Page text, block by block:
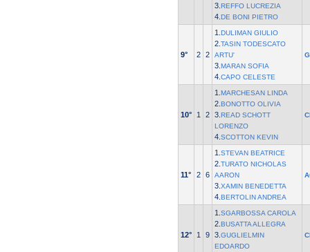
3. REFFO LUCREZIA
4. DE BONI PIETRO
9° 2 2
1. DULIMAN GIULIO
2. TASIN TODESCATO
ARTU'
3. MARAN SOFIA
4. CAPO CELESTE
10° 1 2
1. MARCHESAN LINDA
2. BONOTTO OLIVIA
3. READ SCHOTT
LORENZO
4. SCOTTON KEVIN
11° 2 6
1. STEVAN BEATRICE
2. TURATO NICHOLAS
AARON
3. XAMIN BENEDETTA
4. BERTOLIN ANDREA
12° 1 9
1. SGARBOSSA CAROLA
2. BUSATTA ALLEGRA
3. GUGLIELMIN
EDOARDO